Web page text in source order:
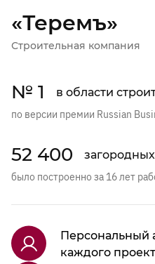
«Теремъ»
Строительная компания
№ 1 в области
по версии премии Russian
52 400
было построенно за 16 лет
Персональный
каждого